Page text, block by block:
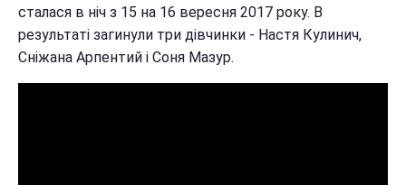
сталася в ніч з 15 на 16 вересня 2017 року. В
результаті загинули три дівчинки - Настя Кулинич,
Сніжана Арпентий і Соня Мазур.